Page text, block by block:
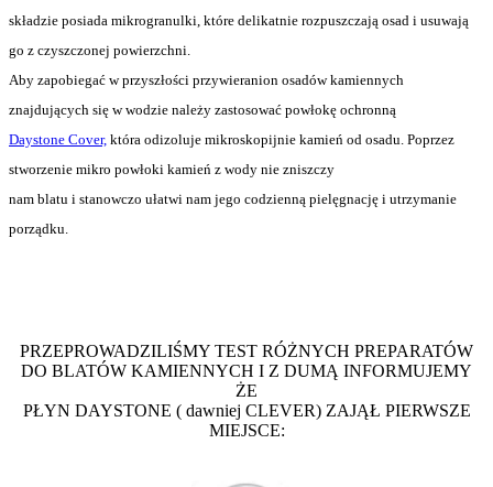
składzie posiada mikrogranulki, które delikatnie rozpuszczają osad i usuwają
go z czyszczonej powierzchni.
Aby zapobiegać w przyszłości przywieranion osadów kamiennych
znajdujących się w wodzie należy zastosować powłokę ochronną
Daystone Cover, która odizoluje mikroskopijnie kamień od osadu. Poprzez
stworzenie mikro powłoki kamień z wody nie zniszczy
nam blatu i stanowczo ułatwi nam jego codzienną pielęgnację i utrzymanie
porządku.
PRZEPROWADZILIŚMY TEST RÓŻNYCH PREPARATÓW
DO BLATÓW KAMIENNYCH I Z DUMĄ INFORMUJEMY
ŻE
PŁYN DAYSTONE ( dawniej CLEVER) ZAJĄŁ PIERWSZE
MIEJSCE: